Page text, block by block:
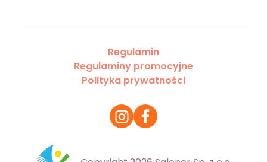
Regulamin
Regulaminy promocyjne
Polityka prywatności